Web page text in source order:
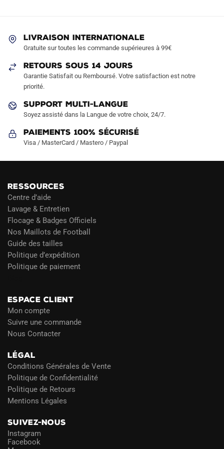
choisies
la
page
produit
page
LIVRAISON INTERNATIONALE
Gratuite sur toutes les commande supérieures à 99€
RETOURS SOUS 14 JOURS
Garantie Satisfait ou Remboursé. Votre satisfaction est notre
priorité.
SUPPORT MULTI-LANGUE
Soyez assisté dans la Langue de votre choix, 24/7.
Paiements 100% Sécurisé
Visa / MasterCard / Mastero / Paypal
RESSOURCES
Centre d’aide
Lavage & Entretien
Flocage & Badges Officiels
Nos Maillots de Football
Guide des tailles
Politique d’expédition
Politique de paiement
ESPACE CLIENT
Mon compte
Suivre une commande
Nous Contacter
LÉGAL
Conditions Générales de Vente
Politique de Confidentialité
Politique de Retours
Mentions Légales
SUIVEZ-NOUS
Instagram
Facebook